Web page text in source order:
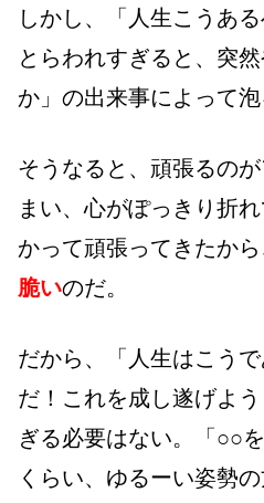
しかし、「人生こうあ
とらわれすぎると、突
か」の出来事によって泡
そうなると、頑張るの
まい、心がぽっきり折
かって頑張ってきたから
脆いのだ。
だから、「人生はこう
だ！これを成し遂げよ
ぎる必要はない。「○○
くらい、ゆるーい姿勢